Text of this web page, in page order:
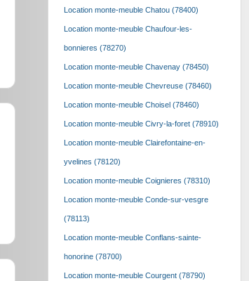
Location monte-meuble Chatou (78400)
Location monte-meuble Chaufour-les-
bonnieres (78270)
Location monte-meuble Chavenay (78450)
Location monte-meuble Chevreuse (78460)
Location monte-meuble Choisel (78460)
Location monte-meuble Civry-la-foret (78910)
Location monte-meuble Clairefontaine-en-
yvelines (78120)
Location monte-meuble Coignieres (78310)
Location monte-meuble Conde-sur-vesgre
(78113)
Location monte-meuble Conflans-sainte-
honorine (78700)
Location monte-meuble Courgent (78790)